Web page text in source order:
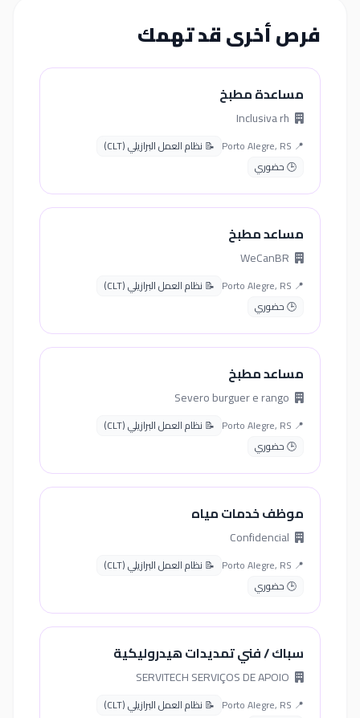
فرص أخرى قد تهمك
مساعدة مطبخ
📍 Porto Alegre, RS
📝 نظام العمل البرازيلي (CLT)
🕒 حضوري
مساعد مطبخ
📍 Porto Alegre, RS
📝 نظام العمل البرازيلي (CLT)
🕒 حضوري
مساعد مطبخ
📍 Porto Alegre, RS
📝 نظام العمل البرازيلي (CLT)
🕒 حضوري
موظف خدمات مياه
📍 Porto Alegre, RS
📝 نظام العمل البرازيلي (CLT)
🕒 حضوري
سباك / فني تمديدات هيدروليكية
📍 Porto Alegre, RS
📝 نظام العمل البرازيلي (CLT)